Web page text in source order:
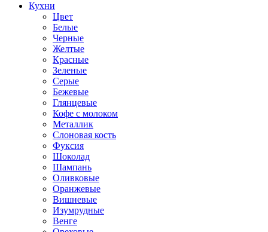
Кухни
Цвет
Белые
Черные
Желтые
Красные
Зеленые
Серые
Бежевые
Глянцевые
Кофе с молоком
Металлик
Слоновая кость
Фуксия
Шоколад
Шампань
Оливковые
Оранжевые
Вишневые
Изумрудные
Венге